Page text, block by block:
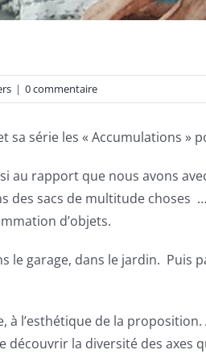
| 0 commentaire
série les « Accumulations »
au rapport que nous avons
des sacs de multitude choses
d’objets.
le garage, dans le jardin.
à l’esthétique de la
découvrir la diversité des